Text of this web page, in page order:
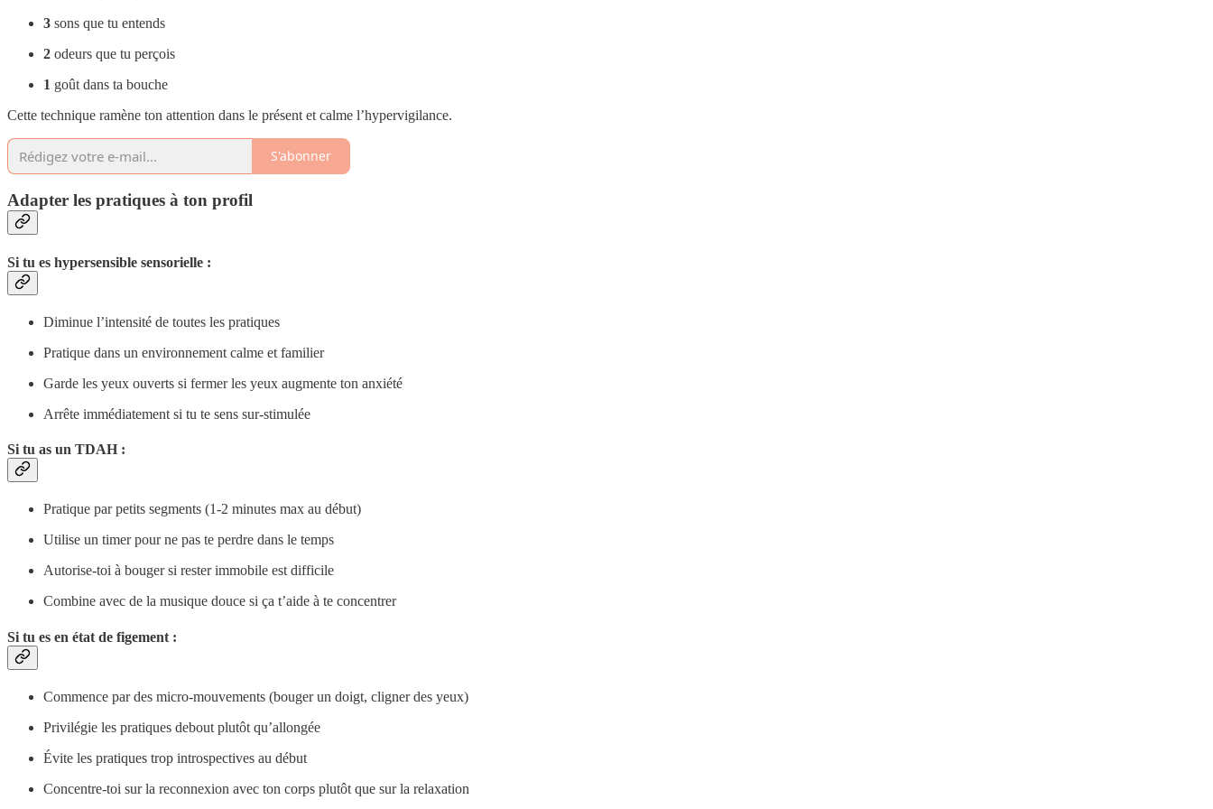
3 sons que tu entends
2 odeurs que tu perçois
1 goût dans ta bouche
Cette technique ramène ton attention dans le présent et calme l’hypervigilance.
S'abonner
Adapter les pratiques à ton profil
Si tu es hypersensible sensorielle :
Diminue l’intensité de toutes les pratiques
Pratique dans un environnement calme et familier
Garde les yeux ouverts si fermer les yeux augmente ton anxiété
Arrête immédiatement si tu te sens sur-stimulée
Si tu as un TDAH :
Pratique par petits segments (1-2 minutes max au début)
Utilise un timer pour ne pas te perdre dans le temps
Autorise-toi à bouger si rester immobile est difficile
Combine avec de la musique douce si ça t’aide à te concentrer
Si tu es en état de figement :
Commence par des micro-mouvements (bouger un doigt, cligner des yeux)
Privilégie les pratiques debout plutôt qu’allongée
Évite les pratiques trop introspectives au début
Concentre-toi sur la reconnexion avec ton corps plutôt que sur la relaxation